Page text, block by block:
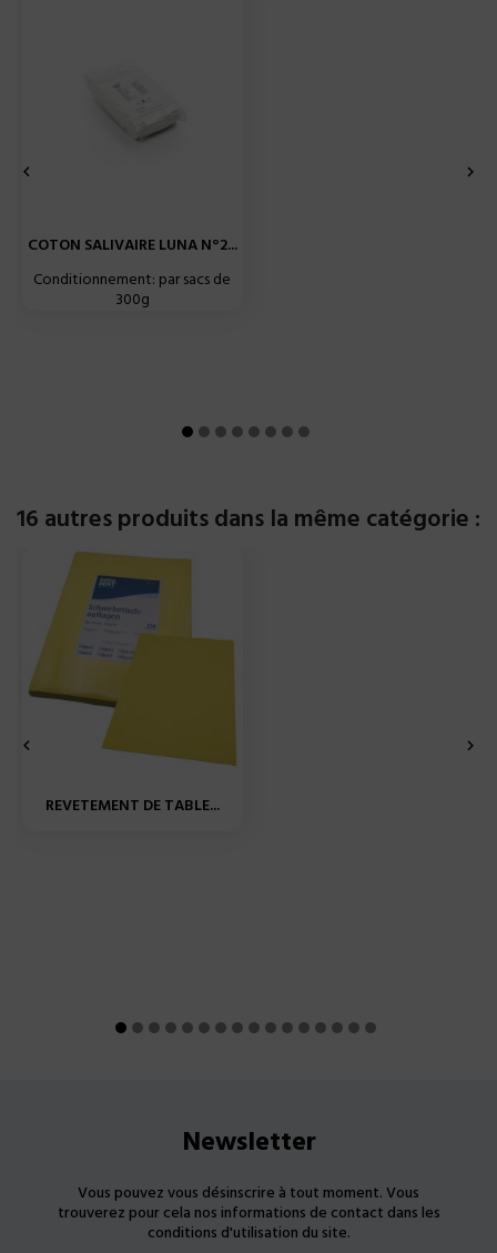
COTON SALIVAIRE LUNA N°2...
Conditionnement: par sacs de
300g
 
16 autres produits dans la même catégorie :
REVETEMENT DE TABLE...
 
Newsletter
Vous pouvez vous désinscrire à tout moment. Vous
trouverez pour cela nos informations de contact dans les
conditions d'utilisation du site.